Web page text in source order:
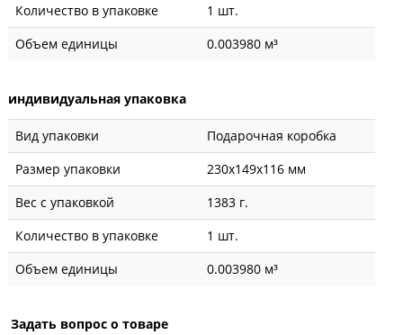
Количество в упаковке
1 шт.
Объем единицы
0.003980 м³
индивидуальная упаковка
Вид упаковки
Подарочная коробка
Размер упаковки
230x149x116 мм
Вес с упаковкой
1383 г.
Количество в упаковке
1 шт.
Объем единицы
0.003980 м³
Задать вопрос о товаре